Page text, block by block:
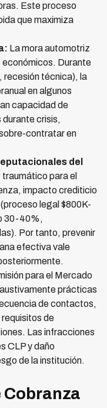
Este proceso
que maximiza
La mora automotriz
Durante
recesión técnica), la
en algunos
capacidad de
crisis,
contratar en
del
traumático para el
impacto crediticio
legal $800K-
30-40%,
Por tanto, prevenir
efectiva vale
para el Mercado
prácticas
de contactos,
de
Las infracciones
CLP y daño
de la institución.